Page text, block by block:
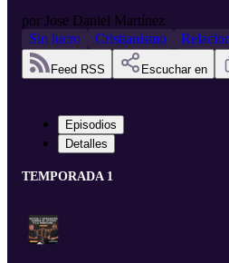
por Jose Daniel Martínez
Sin lucro
Cristianismo
Feed RSS Escuchar en
Episodios
Detalles
TEMPORADA 1